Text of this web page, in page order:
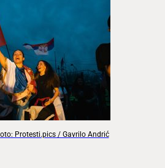
Protesti.pics / Gavrilo Andrić